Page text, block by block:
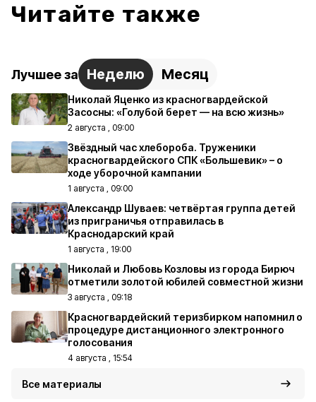
Читайте также
Лучшее за Неделю Месяц
Николай Яценко из красногвардейской
Засосны: «Голубой берет — на всю жизнь»
2 августа , 09:00
Звёздный час хлебороба. Труженики
красногвардейского СПК «Большевик» – о
ходе уборочной кампании
1 августа , 09:00
Александр Шуваев: четвёртая группа детей
из приграничья отправилась в
Краснодарский край
1 августа , 19:00
Николай и Любовь Козловы из города Бирюч
отметили золотой юбилей совместной жизни
3 августа , 09:18
Красногвардейский теризбирком напомнил о
процедуре дистанционного электронного
голосования
4 августа , 15:54
Все материалы